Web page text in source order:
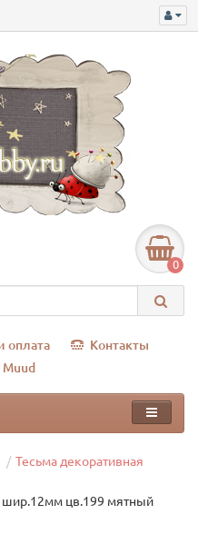
0
оплата
Контакты
Тесьма декоративная
шир.12мм цв.199 мятный